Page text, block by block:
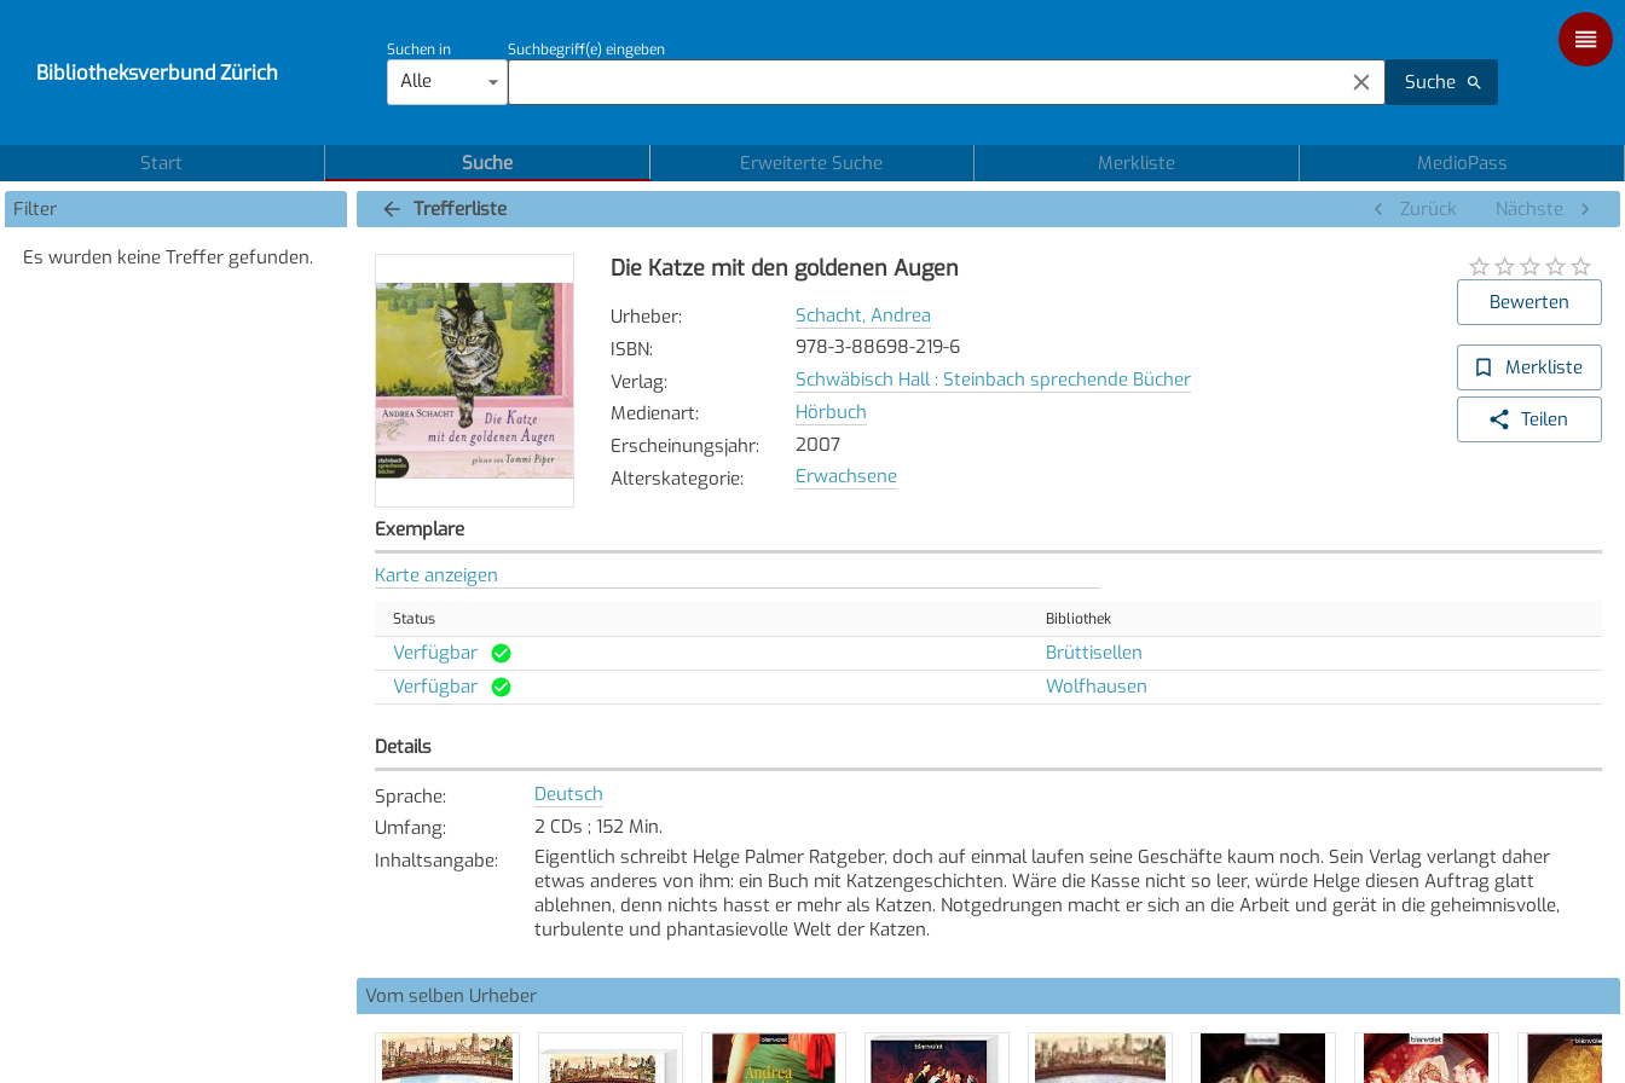
Bibliotheksverbund Zürich
Suchen in
Alle
Suchbegriff(e) eingeben
Suche
Start Suche Erweiterte Suche Merkliste
MedioPass
Filter
Es wurden keine Treffer gefunden.
Trefferliste Zurück Nächste
Die Katze mit den goldenen Augen
Urheber:
Schacht, Andrea
ISBN:
978-3-88698-219-6
Verlag:
Schwäbisch Hall : Steinbach sprechende Bücher
Medienart:
Hörbuch
Erscheinungsjahr:
2007
Alterskategorie: Erwachsene
Bewerten
Merkliste
Teilen
Exemplare
Karte anzeigen
Status Bibliothek
Verfügbar
Brüttisellen
Verfügbar
Wolfhausen
Details
Sprache:
Deutsch
Umfang:
2 CDs ; 152 Min.
Inhaltsangabe:
Eigentlich schreibt Helge Palmer Ratgeber, doch auf einmal laufen seine Geschäfte kaum noch. Sein Verlag verlangt daher
etwas anderes von ihm: ein Buch mit Katzengeschichten. Wäre die Kasse nicht so leer, würde Helge diesen Auftrag glatt
ablehnen, denn nichts hasst er mehr als Katzen. Notgedrungen macht er sich an die Arbeit und gerät in die geheimnisvolle,
turbulente und phantasievolle Welt der Katzen.
Vom selben Urheber